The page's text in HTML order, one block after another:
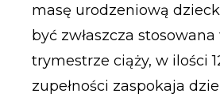
masę urodzeniową
być zwłaszcza stosowana
trymestrze ciąży, w ilości
zupełności zaspokaja